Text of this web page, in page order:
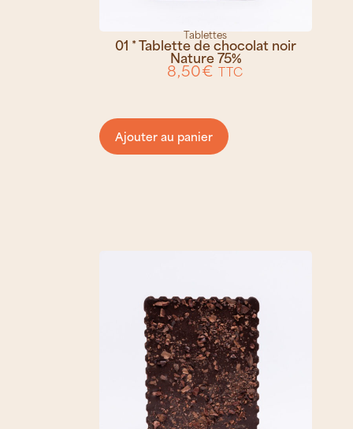
Tablettes
01 * Tablette de chocolat noir
Nature 75%
8,50€ TTC
Ajouter au panier